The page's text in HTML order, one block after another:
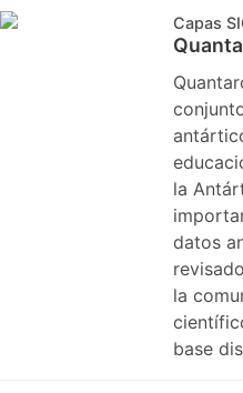
Capas
la
datos
la
base